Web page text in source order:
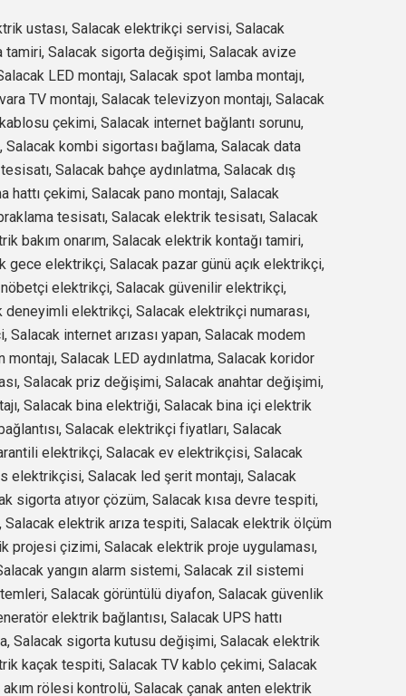
ustası, Salacak elektrikçi servisi, Salacak
tamiri, Salacak sigorta değişimi, Salacak avize
LED montajı, Salacak spot lamba montajı,
TV montajı, Salacak televizyon montajı, Salacak
çekimi, Salacak internet bağlantı sorunu,
kombi sigortası bağlama, Salacak data
Salacak bahçe aydınlatma, Salacak dış
hattı çekimi, Salacak pano montajı, Salacak
tesisatı, Salacak elektrik tesisatı, Salacak
bakım onarım, Salacak elektrik kontağı tamiri,
elektrikçi, Salacak pazar günü açık elektrikçi,
elektrikçi, Salacak güvenilir elektrikçi,
elektrikçi, Salacak elektrikçi numarası,
internet arızası yapan, Salacak modem
Salacak LED aydınlatma, Salacak koridor
Salacak priz değişimi, Salacak anahtar değişimi,
Salacak bina elektriği, Salacak bina içi elektrik
Salacak elektrikçi fiyatları, Salacak
elektrikçi, Salacak ev elektrikçisi, Salacak
elektrikçisi, Salacak led şerit montajı, Salacak
sigorta atıyor çözüm, Salacak kısa devre tespiti,
elektrik arıza tespiti, Salacak elektrik ölçüm
projesi çizimi, Salacak elektrik proje uygulaması,
yangın alarm sistemi, Salacak zil sistemi
Salacak görüntülü diyafon, Salacak güvenlik
elektrik bağlantısı, Salacak UPS hattı
Salacak sigorta kutusu değişimi, Salacak elektrik
kaçak tespiti, Salacak TV kablo çekimi, Salacak
rölesi kontrolü, Salacak çanak anten elektrik